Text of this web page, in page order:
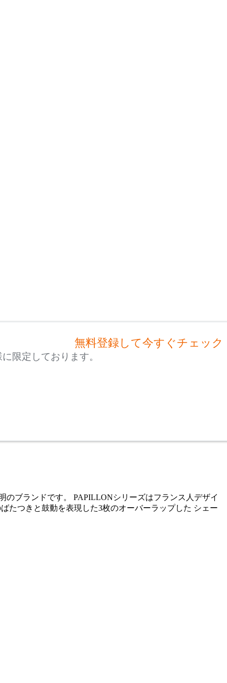
無料登録して今すぐチェック
限定しております。
のブランドです。 PAPILLONシリーズはフランス人デザイ
たつきと鼓動を表現した3枚のオーバーラップした シェー